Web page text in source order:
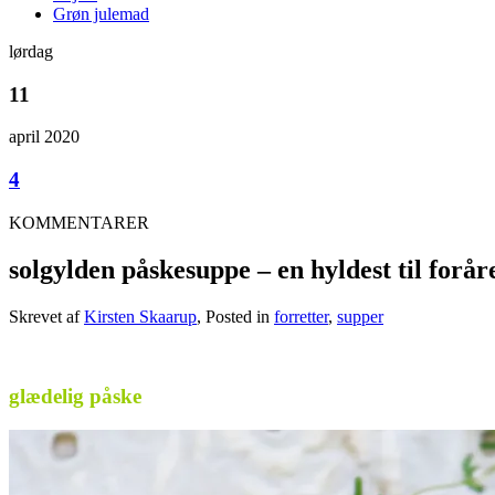
Grøn julemad
lørdag
11
april 2020
4
KOMMENTARER
solgylden påskesuppe – en hyldest til
Skrevet afKirsten Skaarup, Posted in forretter, supper
glædelig påske